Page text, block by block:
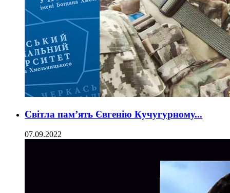
Світла пам’ять Євгенію Кучугурному...
07.09.2022